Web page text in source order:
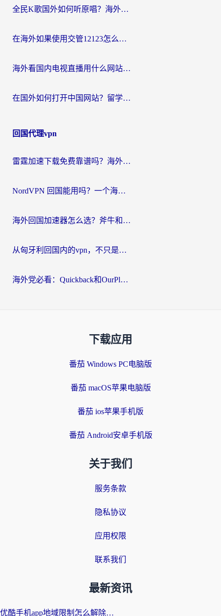
全民K歌国外如何听原唱？海外党亲测有效的回国加速器选择指南
在海外如果使用交管12123怎么处理？留学生亲测有效的回国加速方案
海外看国内电视直播用什么网站比较好？一篇解决你所有追剧难题的实用指南
在国外如何打开中国网站？留学生与海外华人的无缝访问指南
回国代理vpn
雷霆加速下载免费靠谱吗？海外党选回国加速器的避坑指南（附热门工具对比）
NordVPN 回国能用吗？一个海外用户必须面对的真实困境
海外回国加速器怎么选？斧牛和海龟哪个好？一篇帮你避开坑的实用指南
从匈牙利回国内的vpn，不只是为了刷剧那么简单
海外党必看：Quickback和OurPlay好用吗？3分钟选对回国加速器，无缝刷剧玩游戏
下载应用
番茄 Windows PC电脑版
番茄 macOS苹果电脑版
番茄 ios苹果手机版
番茄 Android安卓手机版
关于我们
服务条款
隐私协议
应用权限
联系我们
最新资讯
优酷手机app地域限制怎么解除？海外党亲测有效的追剧方案